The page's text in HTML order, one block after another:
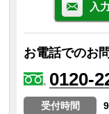
入
お電話でのお
0120-
受付時間